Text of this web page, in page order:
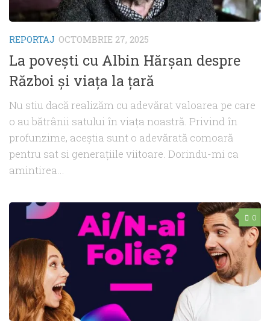
REPORTAJ OCTOMBRIE 27, 2025
La povești cu Albin Hărșan despre
Război și viața la țară
Nu stiu dacă realizăm cu adevărat valoarea pe care
o au bătrânii satului în viața noastră. Privind în
profunzime, aceștia sunt o adevărată comoară
pentru sat si generațiile viitoare. Dorindu-mi ca
amintirea...
0